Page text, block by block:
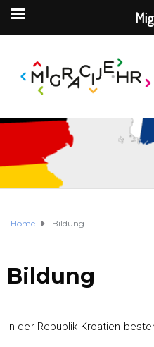
Home Bildung
Bildung
In der Republik Kroatien